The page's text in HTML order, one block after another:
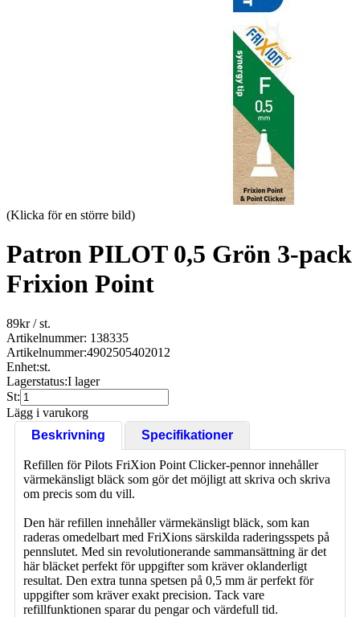
(Klicka för en större bild)
Patron PILOT 0,5 Grön 3-pack
Frixion Point
89kr/ st.
Artikelnummer: 138335
Artikelnummer:4902505402012
Enhet:st.
Lagerstatus:I lager
St:
Lägg i varukorg
Beskrivning
Specifikationer
Refillen för Pilots FriXion Point Clicker-pennor innehåller
värmekänsligt bläck som gör det möjligt att skriva och skriva
om precis som du vill.
Den här refillen innehåller värmekänsligt bläck, som kan
raderas omedelbart med FriXions särskilda raderingsspets på
pennslutet. Med sin revolutionerande sammansättning är det
här bläcket perfekt för uppgifter som kräver oklanderligt
resultat. Den extra tunna spetsen på 0,5 mm är perfekt för
uppgifter som kräver exakt precision. Tack vare
refillfunktionen sparar du pengar och värdefull tid.